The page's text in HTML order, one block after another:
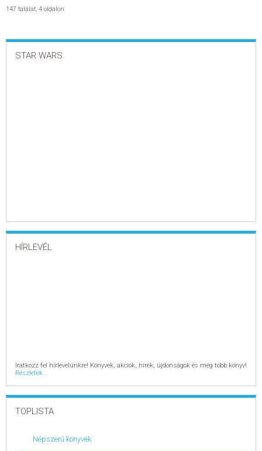
147 találat, 4 oldalon
STAR WARS
HÍRLEVÉL
Iratkozz fel hírlevelünkre! Könyvek, akciók, hírek, újdonságok és még több könyv!
Részletek...
TOPLISTA
Népszerű könyvek